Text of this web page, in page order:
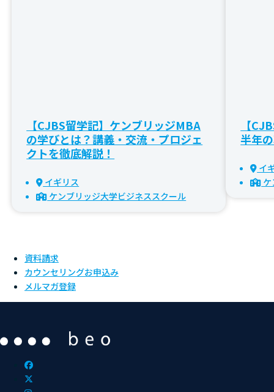
【CJBS留学記】ケンブリッジMBA
の学びとは？講義・交流・プロジェ
クトを徹底解説！
イギリス
ケンブリッジ大学ビジネススクール
【
半年
イ
資料請求
カウンセリングお申込み
メルマガ登録